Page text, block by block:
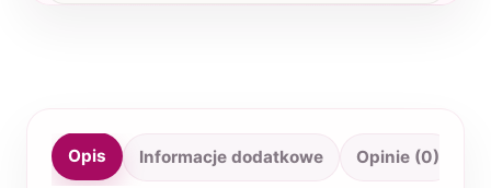
Opis Informacje dodatkowe Opinie (0)